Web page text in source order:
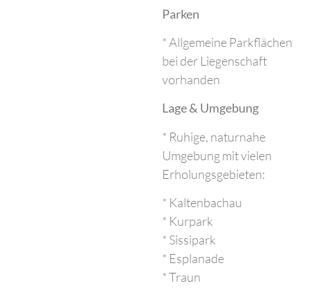
Parken
* Allgemeine Parkflächen
bei der Liegenschaft
vorhanden
Lage & Umgebung
* Ruhige, naturnahe
Umgebung mit vielen
Erholungsgebieten:
* Kaltenbachau
* Kurpark
* Sissipark
* Esplanade
* Traun